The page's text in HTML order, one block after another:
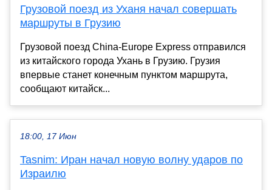
Грузовой поезд из Уханя начал совершать
маршруты в Грузию
Грузовой поезд China-Europe Express отправился
из китайского города Ухань в Грузию. Грузия
впервые станет конечным пунктом маршрута,
сообщают китайск...
18:00, 17 Июн
Tasnim: Иран начал новую волну ударов по
Израилю